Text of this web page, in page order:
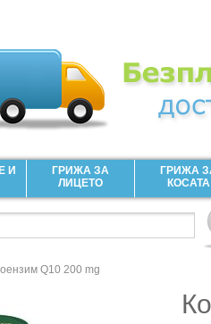
И
ГРИЖА ЗА
ЛИЦЕТО
ГРИЖА
КОСАТА
Q10 200 mg